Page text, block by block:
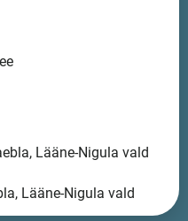
Lääne-Nigula vald